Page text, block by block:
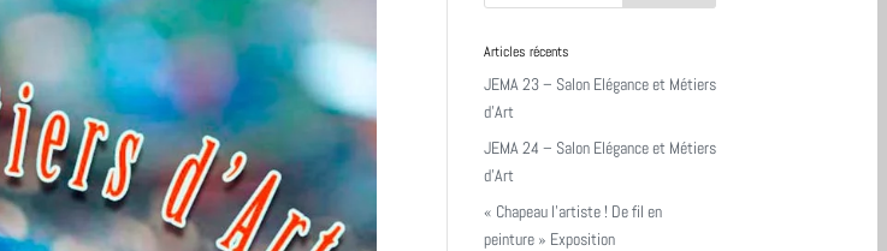
Articles récents
JEMA 23 – Salon Elégance et Métiers
d’Art
JEMA 24 – Salon Elégance et Métiers
d’Art
« Chapeau l’artiste ! De fil en
peinture » Exposition